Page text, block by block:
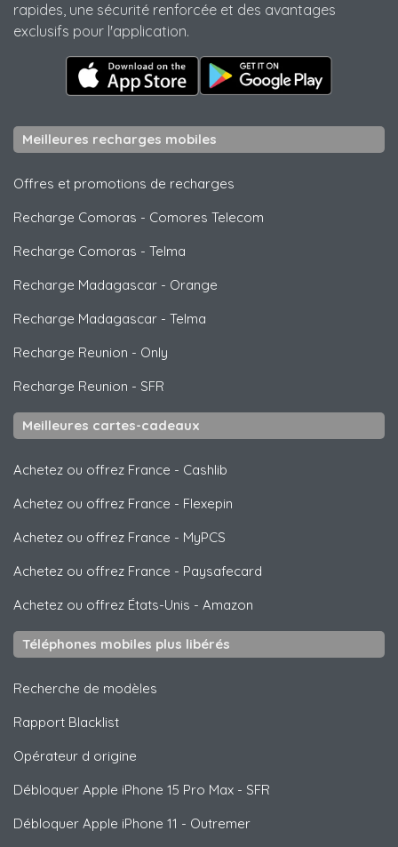
rapides, une sécurité renforcée et des avantages
exclusifs pour l'application.
Meilleures recharges mobiles
Offres et promotions de recharges
Recharge Comoras - Comores Telecom
Recharge Comoras - Telma
Recharge Madagascar - Orange
Recharge Madagascar - Telma
Recharge Reunion - Only
Recharge Reunion - SFR
Meilleures cartes-cadeaux
Achetez ou offrez France - Cashlib
Achetez ou offrez France - Flexepin
Achetez ou offrez France - MyPCS
Achetez ou offrez France - Paysafecard
Achetez ou offrez États-Unis - Amazon
Téléphones mobiles plus libérés
Recherche de modèles
Rapport Blacklist
Opérateur d origine
Débloquer Apple iPhone 15 Pro Max - SFR
Débloquer Apple iPhone 11 - Outremer